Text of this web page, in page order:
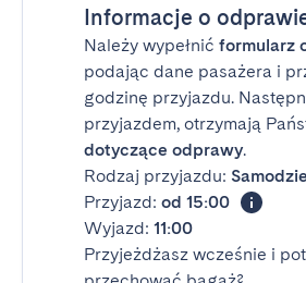
Informacje o
Należy wypełnić formularz
podając dane pasażera i
godzinę przyjazdu.
przyjazdem, otrzymają
dotyczące odprawy.
Rodzaj przyjazdu:
Przyjazd: od 15:00
Wyjazd: 11:00
Przyjeżdżasz wcześnie i